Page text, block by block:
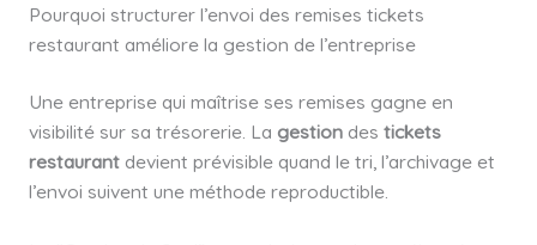
Pourquoi structurer l’envoi des remises tickets
restaurant améliore la gestion de l’entreprise
Une entreprise qui maîtrise ses remises gagne en
visibilité sur sa trésorerie. La gestiondes tickets
restaurantdevient prévisible quand le tri, l’archivage et
l’envoi suivent une méthode reproductible.